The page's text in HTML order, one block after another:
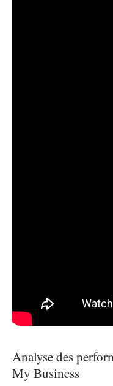
Analyse des
My Business